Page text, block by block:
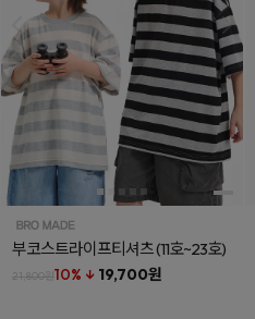
부코스트라이프티셔츠(11호~23호)
21,800원10% ↓ 19,700원